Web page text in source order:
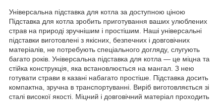
Універсальна підставка для котла за доступною ціною
Підставка для котла зробить приготування ваших улюблених
страв на природі зручнішим і простішим. Наші універсальні
підставки виготовлені з якісних, безпечних і довговічних
матеріалів, не потребують спеціального догляду, слугують
багато років. Універсальна підставка для котла — це міцна та
стійка конструкція, яка встановлюється на мангал. З нею
готувати страви в казані набагато простіше. Підставка досить
компактна, зручна в транспортуванні. Виріб виготовляється зі
сталі високої якості. Міцний і довговічний матеріал проходить